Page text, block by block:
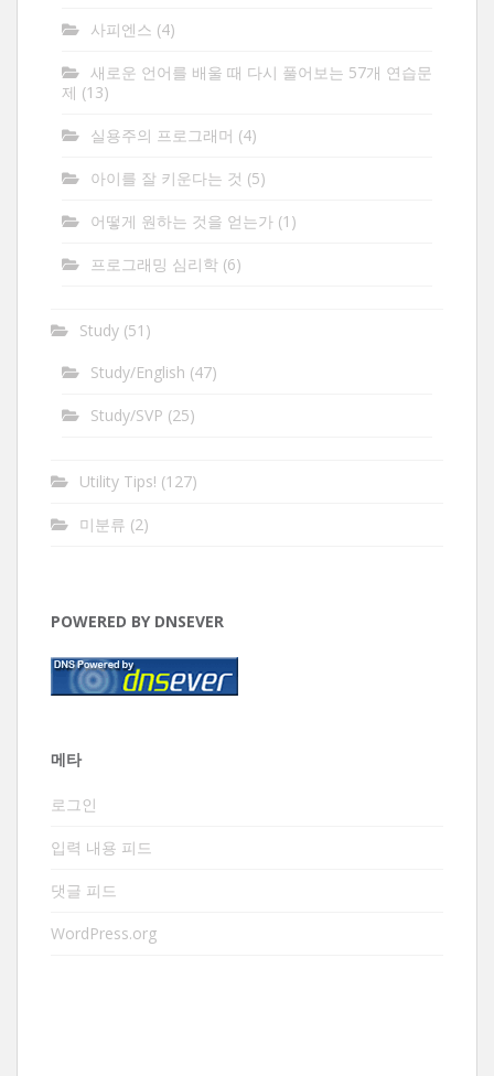
사피엔스 (4)
새로운 언어를 배울 때 다시 풀어보는 57개 연습문
제 (13)
실용주의 프로그래머 (4)
아이를 잘 키운다는 것 (5)
어떻게 원하는 것을 얻는가 (1)
프로그래밍 심리학 (6)
Study (51)
Study/English (47)
Study/SVP (25)
Utility Tips! (127)
미분류 (2)
POWERED BY DNSEVER
메타
로그인
입력 내용 피드
댓글 피드
WordPress.org